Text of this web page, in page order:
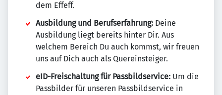
dem Effeff.
Ausbildung und Berufserfahrung: Deine
Ausbildung liegt bereits hinter Dir. Aus
welchem Bereich Du auch kommst, wir freuen
uns auf Dich auch als Quereinsteiger.
eID-Freischaltung für Passbildservice: Um die
Passbilder für unseren Passbildservice in